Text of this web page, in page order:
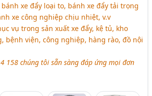
xe đẩy loại to, bánh xe đẩy tải trọng
xe công nghiệp chịu nhiệt, v.v
vụ trong sản xuất xe đẩy, kệ tủ, kho
bệnh viện, công nghiệp, hàng rào, đồ nội
158 chúng tôi sẵn sàng đáp ứng mọi đơn